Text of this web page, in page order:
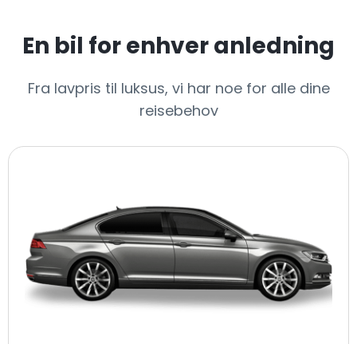
En bil for enhver anledning
Fra lavpris til luksus, vi har noe for alle dine
reisebehov